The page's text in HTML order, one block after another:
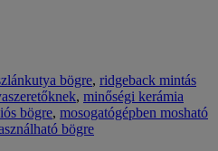
bögre, ridgeback mintás
, minőségi kerámia
bögre, mosogatógépben mosható
bögre